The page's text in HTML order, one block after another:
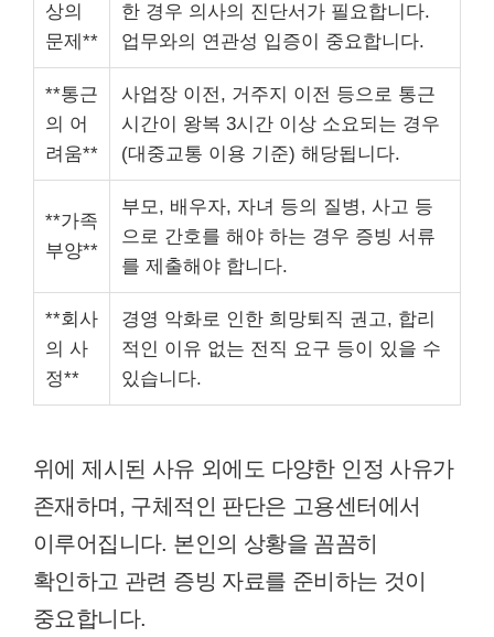
상의
문제**
한 경우 의사의 진단서가 필요합니다.
업무와의 연관성 입증이 중요합니다.
**통근
의 어
려움**
사업장 이전, 거주지 이전 등으로 통근
시간이 왕복 3시간 이상 소요되는 경우
(대중교통 이용 기준) 해당됩니다.
**가족
부양**
부모, 배우자, 자녀 등의 질병, 사고 등
으로 간호를 해야 하는 경우 증빙 서류
를 제출해야 합니다.
**회사
의 사
정**
경영 악화로 인한 희망퇴직 권고, 합리
적인 이유 없는 전직 요구 등이 있을 수
있습니다.
위에 제시된 사유 외에도 다양한 인정 사유가
존재하며, 구체적인 판단은 고용센터에서
이루어집니다. 본인의 상황을 꼼꼼히
확인하고 관련 증빙 자료를 준비하는 것이
중요합니다.